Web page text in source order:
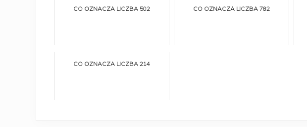
CO OZNACZA LICZBA 502 CO OZNACZA LICZBA 782
CO OZNACZA LICZBA 214